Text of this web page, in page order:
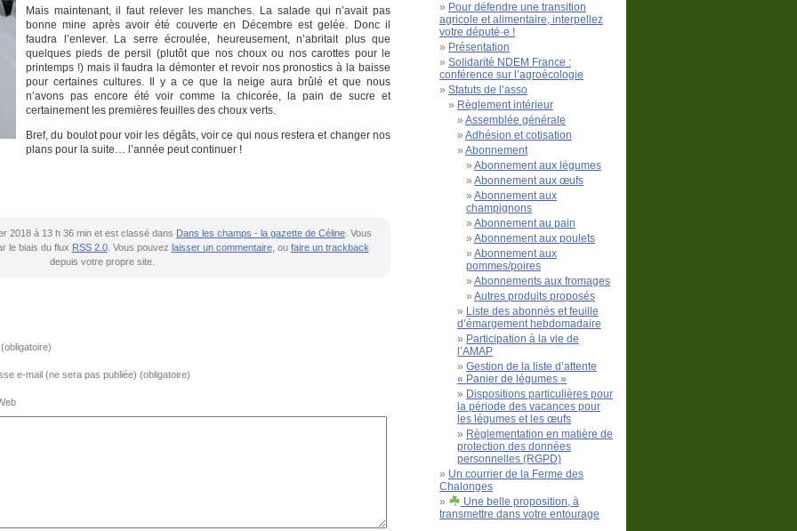
Mais maintenant, il faut relever les manches. La salade qui n’avait pas
bonne mine après avoir été couverte en Décembre est gelée. Donc il
faudra l’enlever. La serre écroulée, heureusement, n’abritait plus que
quelques pieds de persil (plutôt que nos choux ou nos carottes pour le
printemps !) mais il faudra la démonter et revoir nos pronostics à la baisse
pour certaines cultures. Il y a ce que la neige aura brûlé et que nous
n’avons pas encore été voir comme la chicorée, la pain de sucre et
certainement les premières feuilles des choux verts.
Bref, du boulot pour voir les dégâts, voir ce qui nous restera et changer nos
plans pour la suite… l’année peut continuer !
2018 à 13 h 36 min et est classé dans Dans les champs - la gazette de Céline . Vous
le biais du flux RSS 2.0. Vous pouvez laisser un commentaire, ou faire un trackback
depuis votre propre site.
e-mail (ne sera pas publiée) (obligatoire)
Pour défendre une transition
agricole et alimentaire, interpellez
votre député·e !
Présentation
Solidarité NDEM France :
conférence sur l’agroécologie
Statuts de l’asso
Règlement intérieur
Assemblée générale
Adhésion et cotisation
Abonnement
Abonnement aux légumes
Abonnement aux œufs
Abonnement aux
champignons
Abonnement au pain
Abonnement aux poulets
Abonnement aux
pommes/poires
Abonnements aux fromages
Autres produits proposés
Liste des abonnés et feuille
d’émargement hebdomadaire
Participation à la vie de
l’AMAP
Gestion de la liste d’attente
« Panier de légumes »
Dispositions particulières pour
la période des vacances pour
les légumes et les œufs
Règlementation en matière de
protection des données
personnelles (RGPD)
Un courrier de la Ferme des
Chalonges
Une belle proposition, à
transmettre dans votre entourage